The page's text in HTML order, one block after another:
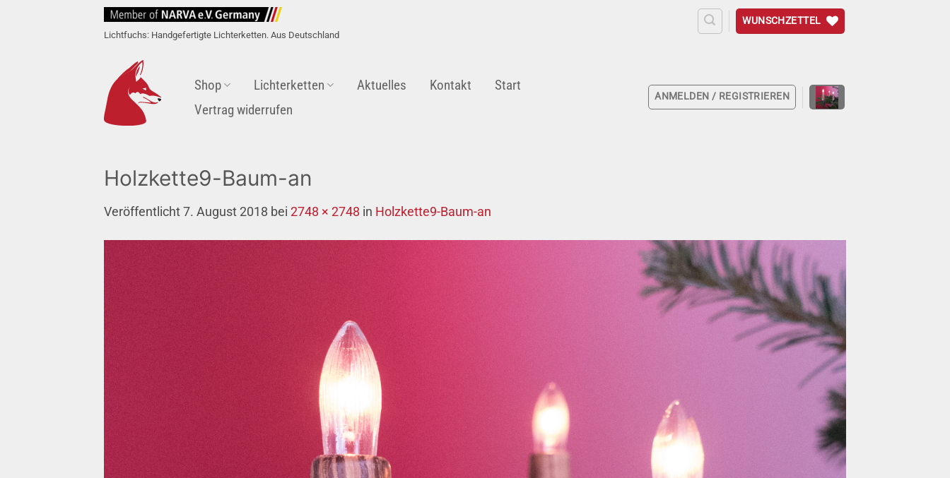
Lichtfuchs: Handgefertigte Lichterketten. Aus Deutschland
WUNSCHZETTEL
Shop Lichterketten Aktuelles Kontakt
Start
Vertrag widerrufen
ANMELDEN / REGISTRIEREN
Holzkette9-Baum-an
Veröffentlicht 7. August 2018 bei 2748 × 2748 in Holzkette9-Baum-an